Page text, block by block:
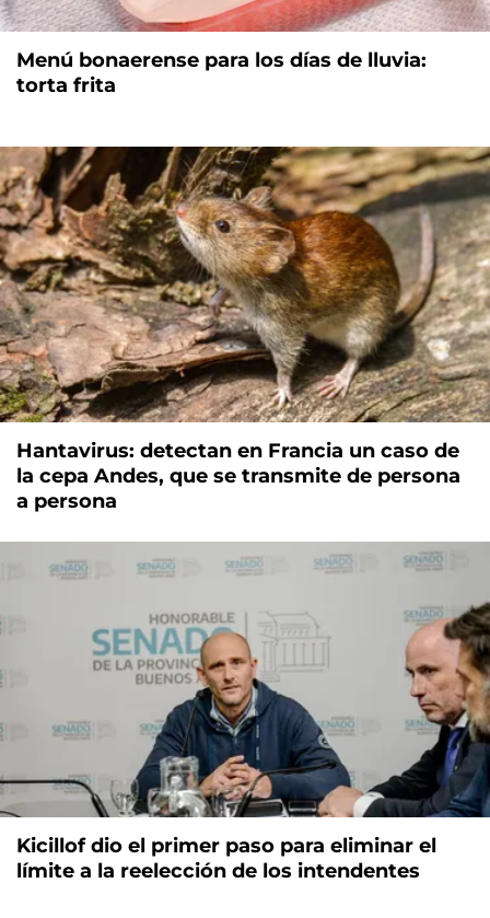
Menú bonaerense para los días de lluvia:
torta frita
Hantavirus: detectan en Francia un caso de
la cepa Andes, que se transmite de persona
a persona
Kicillof dio el primer paso para eliminar el
límite a la reelección de los intendentes